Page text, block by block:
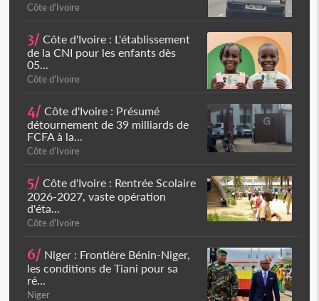
Côte d'Ivoire
3/ Côte d'Ivoire : L'établissement
de la CNI pour les enfants dès
05...
Côte d'Ivoire
4/ Côte d'Ivoire : Présumé
détournement de 39 milliards de
FCFA à la...
Côte d'Ivoire
5/ Côte d'Ivoire : Rentrée Scolaire
2026-2027, vaste opération
d'éta...
Côte d'Ivoire
6/ Niger : Frontière Bénin-Niger,
les conditions de Tiani pour sa
ré...
Niger